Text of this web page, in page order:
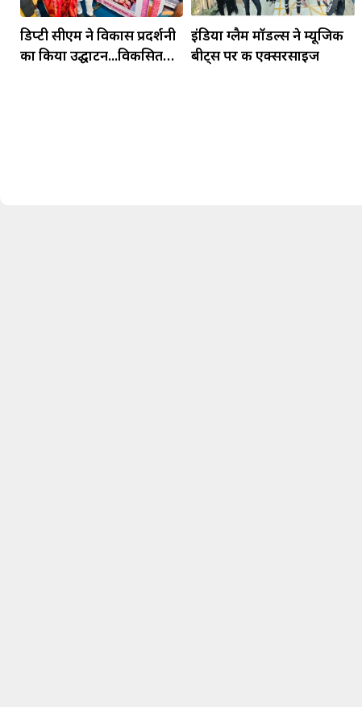
डिप्टी सीएम ने विकास प्रदर्शनी
का किया उद्घाटन...विकसित
इंडिया ग्लैम मॉडल्स ने म्यूजिक
बीट्स पर की एक्सरसाइज
धनु
बड़ी डील हाथ लग सकती
मकर
सुखद पलों की प्राप्ति होगी। फिजूल के खर्चे बढ़ेंगे,
सुख सुविधाओं में इजाफा होगा।